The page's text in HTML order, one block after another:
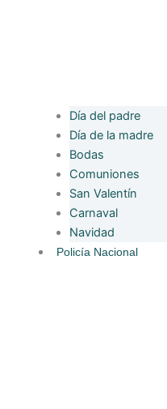
Día del padre
Día de la madre
Bodas
Comuniones
San Valentín
Carnaval
Navidad
Policía Nacional